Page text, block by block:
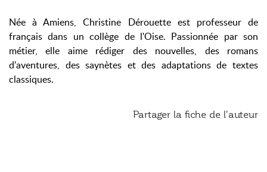
Née à Amiens, Christine Dérouette est professeur de
français dans un collège de l'Oise. Passionnée par son
métier, elle aime rédiger des nouvelles, des romans
d'aventures, des saynètes et des adaptations de textes
classiques.
Partager la fiche de l'auteur